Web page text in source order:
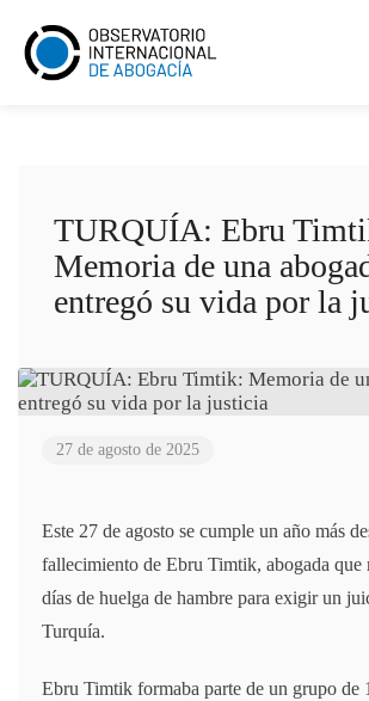
TURQUÍA: Ebru
Memoria de una
entregó su vida por la
27 de agosto de 2025
Este 27 de agosto se cumple un año más
fallecimiento de Ebru Timtik, abogada que
días de huelga de hambre para exigir un
Turquía.
Ebru Timtik formaba parte de un grupo de